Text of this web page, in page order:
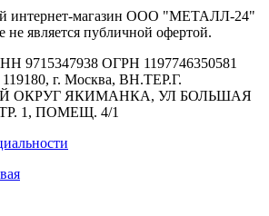
интернет-магазин ООО "МЕТАЛЛ-24"
является публичной офертой.
9715347938 ОГРН 1197746350581
г. Москва, ВН.ТЕР.Г.
ОКРУГ ЯКИМАНКА, УЛ БОЛЬШАЯ
1, ПОМЕЩ. 4/1